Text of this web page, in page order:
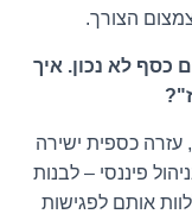
הצורך.
כסף לא נכון. איך
עזרה כספית ישירה
פיננסי – לבנות
אותם לפגישות